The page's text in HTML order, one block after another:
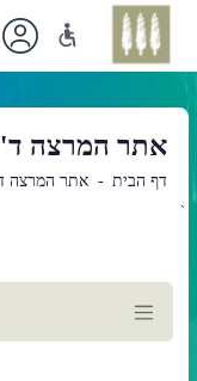
אתר המרצה
דף הבית אתר המרצה
`
תוכן
ראשי